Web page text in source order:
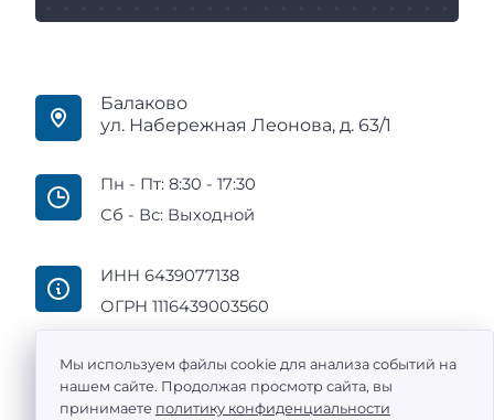
Балаково
ул. Набережная Леонова, д. 63/1
Пн - Пт: 8:30 - 17:30
Сб - Вс: Выходной
ИНН 6439077138
ОГРН 1116439003560
ООО «Промтехоснащение» — поставка
Мы используем файлы cookie для анализа событий на
нашем сайте. Продолжая просмотр сайта, вы
принимаете политику конфиденциальности